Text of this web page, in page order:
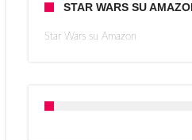
STAR WARS SU
Star Wars su Amazon